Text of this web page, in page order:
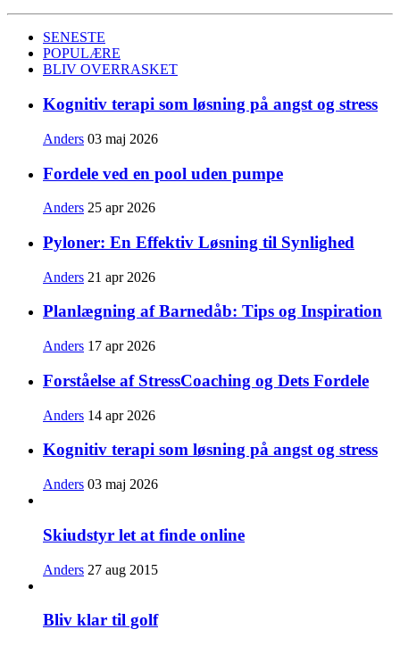
SENESTE
POPULÆRE
BLIV OVERRASKET
Kognitiv terapi som løsning på angst og stress
Anders 03 maj 2026
Fordele ved en pool uden pumpe
Anders 25 apr 2026
Pyloner: En Effektiv Løsning til Synlighed
Anders 21 apr 2026
Planlægning af Barnedåb: Tips og Inspiration
Anders 17 apr 2026
Forståelse af StressCoaching og Dets Fordele
Anders 14 apr 2026
Kognitiv terapi som løsning på angst og stress
Anders 03 maj 2026
Skiudstyr let at finde online
Anders 27 aug 2015
Bliv klar til golf